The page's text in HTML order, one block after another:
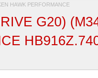
HAWK PERFORMANCE
G20)